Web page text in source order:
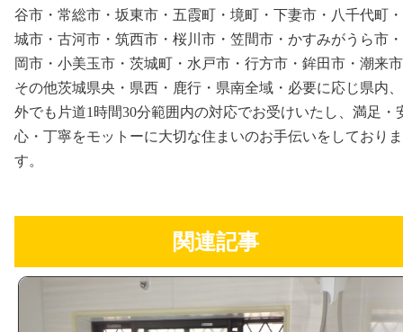
谷市・常総市・坂東市・五霞町・境町・下妻市・八千代町
城市・古河市・筑西市・桜川市・笠間市・かすみがうら市
岡市・小美玉市・茨城町・水戸市・行方市・鉾田市・潮来
その他茨城県央・県西・鹿行・県南全域・必要に応じ県内
外でも片道1時間30分範囲内の対応でお受けいたし、満足・
心・丁寧をモットーに大切な住まいのお手伝いをしておりま
す。
関連記事